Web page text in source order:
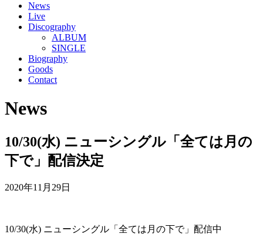
News
Live
Discography
ALBUM
SINGLE
Biography
Goods
Contact
News
10/30(水) ニューシングル「全ては月の
下で」配信決定
2020年11月29日
10/30(水) ニューシングル「全ては月の下で」配信中